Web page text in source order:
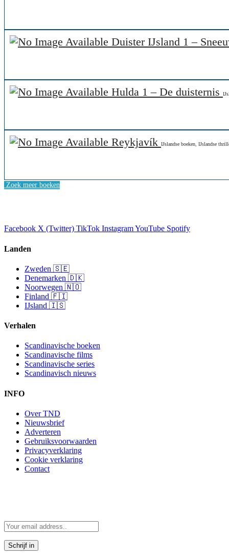
Duister IJsland 1 –
Hulda 1 – De duisternis
Reykjavík IJslandse boeken, IJslandse
Zoek meer boeken
Facebook X (Twitter) TikTok InstagramYouTube Spotify
Landen
Zweden 🇸🇪
Denemarken 🇩🇰
Noorwegen 🇳🇴
Finland 🇫🇮
IJsland 🇮🇸
Verhalen
Scandinavische boeken
Scandinavische films
Scandinavische series
Scandinavisch nieuws
INFO
Over TND
Nieuwsbrief
Adverteren
Gebruiksvoorwaarden
Privacyverklaring
Cookie verklaring
Contact